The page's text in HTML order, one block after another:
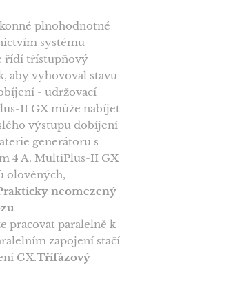
plnohodnotné
systému
řídí třístupňový
aby vyhovoval stavu
- udržovací
II GX může nabíjet
výstupu dobíjení
generátoru s
4 A. MultiPlus-II GX
olověných,
neomezený
pracovat paralelně k
zapojení stačí
GX.Třífázový